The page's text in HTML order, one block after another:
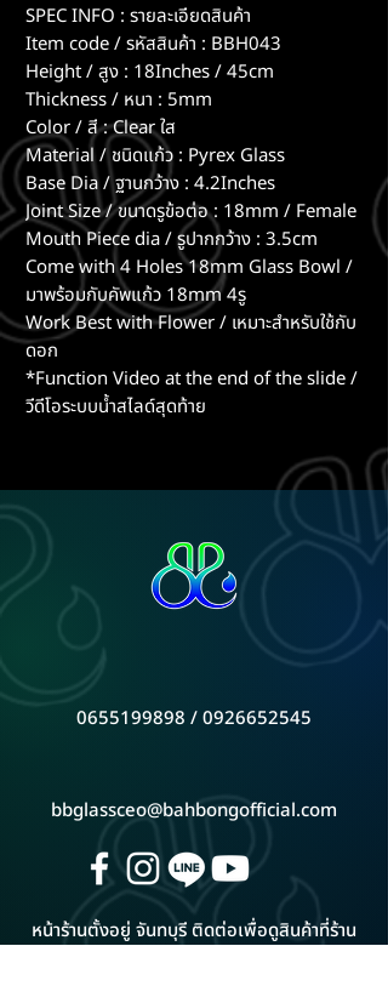
SPEC INFO : รายละเอียดสินค้า
Item code / รหัสสินค้า : BBH043
Height / สูง : 18Inches / 45cm
Thickness / หนา : 5mm
Color / สี : Clear ใส
Material / ชนิดแก้ว : Pyrex Glass
Base Dia / ฐานกว้าง : 4.2Inches
Joint Size / ขนาดรูข้อต่อ : 18mm / Female
Mouth Piece dia / รูปากกว้าง : 3.5cm
Come with 4 Holes 18mm Glass Bowl /
มาพร้อมกับคัพแก้ว 18mm 4รู
Work Best with Flower / เหมาะสำหรับใช้กับ
ดอก
*Function Video at the end of the slide /
วีดีโอระบบน้ำสไลด์สุดท้าย
0655199898 / 0926652545
bbglassceo@bahbongofficial.com
หน้าร้านตั้งอยู่ จันทบุรี ติดต่อเพื่อดูสินค้าที่ร้าน